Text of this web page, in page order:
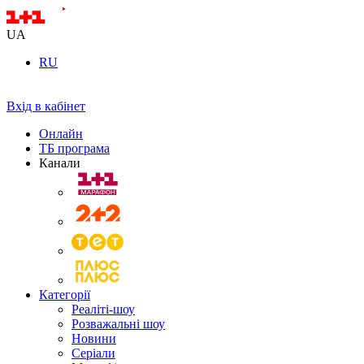
UA
RU
Вхід в кабінет
Онлайн
ТБ програма
Канали
Категорії
Реаліті-шоу
Розважальні шоу
Новини
Серіали